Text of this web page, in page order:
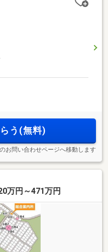
う(無料)
お問い合わせページへ移動します
万円～471万円